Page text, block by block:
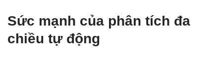
Sức mạnh của phân tích đa
chiều tự động